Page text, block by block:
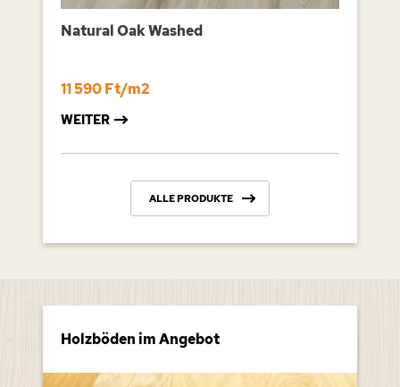
Natural Oak Washed
11 590 Ft/m2
WEITER
ALLE PRODUKTE
Holzböden im Angebot